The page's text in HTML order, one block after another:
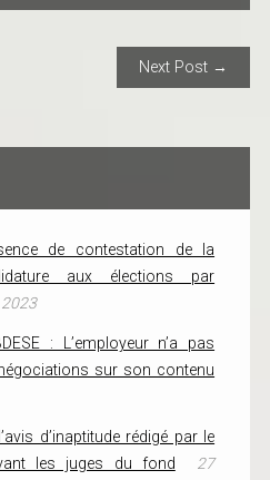
Next Post →
de contestation de la
aux élections par
: L’employeur n’a pas
négociations sur son contenu
d’inaptitude rédigé par le
les juges du fond
27